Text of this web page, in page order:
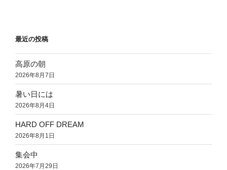
最近の投稿
高原の朝
2026年8月7日
暑い日には
2026年8月4日
HARD OFF DREAM
2026年8月1日
集会中
2026年7月29日